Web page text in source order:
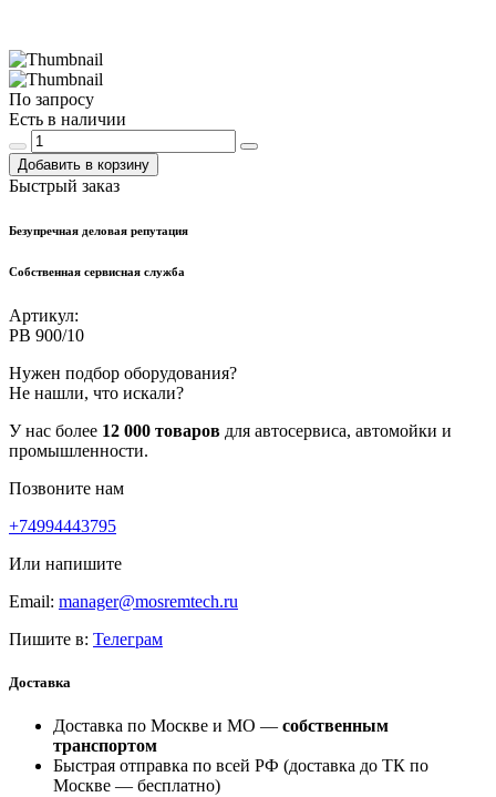
По запросу
Есть в наличии
Добавить в корзину
Быстрый заказ
Безупречная деловая репутация
Собственная сервисная служба
Артикул:
РВ 900/10
Нужен подбор оборудования?
Не нашли, что искали?
У нас более 12 000 товаров для автосервиса, автомойки и
промышленности.
Позвоните нам
+74994443795
Или напишите
Email: manager@mosremtech.ru
Пишите в: Телеграм
Доставка
Доставка по Москве и МО — собственным
транспортом
Быстрая отправка по всей РФ (доставка до ТК по
Москве — бесплатно)